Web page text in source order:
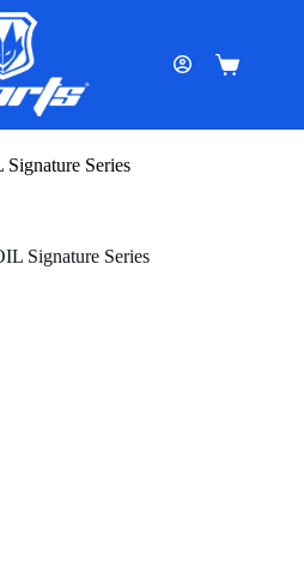
Carrinho
Series